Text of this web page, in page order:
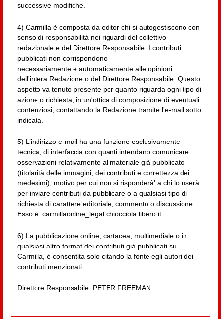
successive modifiche.
4) Carmilla è composta da editor chi si autogestiscono con
senso di responsabilità nei riguardi del collettivo
redazionale e del Direttore Responsabile. I contributi
pubblicati non corrispondono
necessariamente e automaticamente alle opinioni
dell'intera Redazione o del Direttore Responsabile. Questo
aspetto va tenuto presente per quanto riguarda ogni tipo di
azione o richiesta, in un'ottica di composizione di eventuali
contenziosi, contattando la Redazione tramite l'e-mail sotto
indicata.
5) L’indirizzo e-mail ha una funzione esclusivamente
tecnica, di interfaccia con quanti intendano comunicare
osservazioni relativamente al materiale già pubblicato
(titolarità delle immagini, dei contributi e correttezza dei
medesimi), motivo per cui non si risponderà' a chi lo userà
per inviare contributi da pubblicare o a qualsiasi tipo di
richiesta di carattere editoriale, commento o discussione.
Esso è: carmillaonline_legal chiocciola libero.it
6) La pubblicazione online, cartacea, multimediale o in
qualsiasi altro format dei contributi già pubblicati su
Carmilla, è consentita solo citando la fonte egli autori dei
contributi menzionati.
Direttore Responsabile: PETER FREEMAN